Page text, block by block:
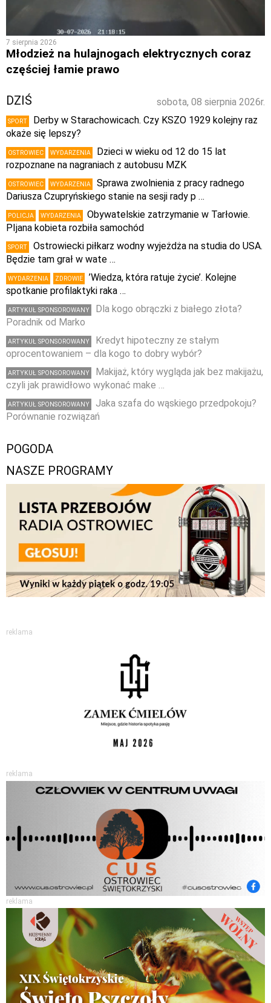
7 sierpnia 2026
Młodzież na hulajnogach elektrycznych coraz
częściej łamie prawo
sobota, 08 sierpnia 2026r.
DZIŚ
SPORT
Derby w Starachowicach. Czy KSZO 1929 kolejny raz
okaże się lepszy?
OSTROWIEC WYDARZENIA
Dzieci w wieku od 12 do 15 lat
rozpoznane na nagraniach z autobusu MZK
OSTROWIEC WYDARZENIA
Sprawa zwolnienia z pracy radnego
Dariusza Czupryńskiego stanie na sesji rady p …
POLICJA WYDARZENIA
Obywatelskie zatrzymanie w Tarłowie.
PIjana kobieta rozbiła samochód
SPORT
Ostrowiecki piłkarz wodny wyjeżdża na studia do USA.
Będzie tam grał w wate …
WYDARZENIA ZDROWIE
’Wiedza, która ratuje życie’. Kolejne
spotkanie profilaktyki raka …
ARTYKUŁ SPONSOROWANY
Dla kogo obrączki z białego złota?
Poradnik od Marko
ARTYKUŁ SPONSOROWANY
Kredyt hipoteczny ze stałym
oprocentowaniem – dla kogo to dobry wybór?
ARTYKUŁ SPONSOROWANY
Makijaż, który wygląda jak bez makijażu,
czyli jak prawidłowo wykonać make …
ARTYKUŁ SPONSOROWANY
Jaka szafa do wąskiego przedpokoju?
Porównanie rozwiązań
POGODA
NASZE PROGRAMY
reklama
reklama
reklama